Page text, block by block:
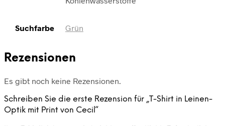
Suchfarbe Grün
Rezensionen
Es gibt noch keine Rezensionen.
Schreiben Sie die erste Rezension für „T-Shirt in Leinen-
Optik mit Print von Cecil“